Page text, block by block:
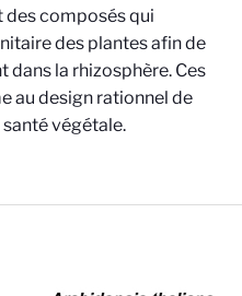
composés qui
des plantes afin de
la rhizosphère. Ces
au design rationnel de
végétale.